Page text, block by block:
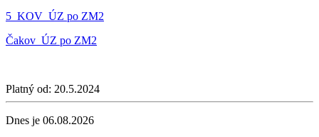
5_KOV_ÚZ po ZM2
Čakov_ÚZ po ZM2
Platný od: 20.5.2024
Dnes je 06.08.2026